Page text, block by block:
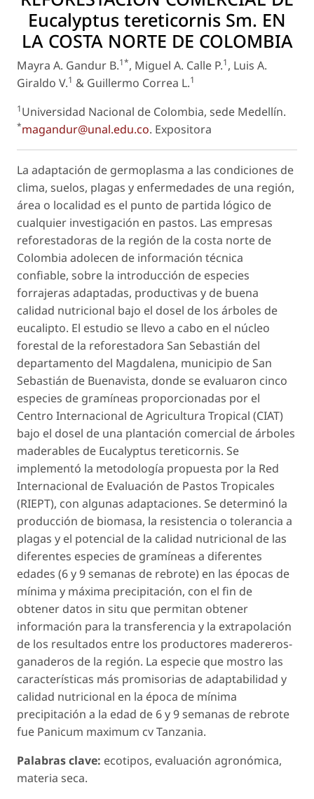
Eucalyptus tereticornis Sm. EN
LA COSTA NORTE DE COLOMBIA
Mayra A. Gandur B.1*, Miguel A. Calle P.1, Luis A.
Giraldo V.1 & Guillermo Correa L.1
1Universidad Nacional de Colombia, sede Medellín.
*magandur@unal.edu.co. Expositora
La adaptación de germoplasma a las condiciones de
clima, suelos, plagas y enfermedades de una región,
área o localidad es el punto de partida lógico de
cualquier investigación en pastos. Las empresas
reforestadoras de la región de la costa norte de
Colombia adolecen de información técnica
confiable, sobre la introducción de especies
forrajeras adaptadas, productivas y de buena
calidad nutricional bajo el dosel de los árboles de
eucalipto. El estudio se llevo a cabo en el núcleo
forestal de la reforestadora San Sebastián del
departamento del Magdalena, municipio de San
Sebastián de Buenavista, donde se evaluaron cinco
especies de gramíneas proporcionadas por el
Centro Internacional de Agricultura Tropical (CIAT)
bajo el dosel de una plantación comercial de árboles
maderables de Eucalyptus tereticornis. Se
implementó la metodología propuesta por la Red
Internacional de Evaluación de Pastos Tropicales
(RIEPT), con algunas adaptaciones. Se determinó la
producción de biomasa, la resistencia o tolerancia a
plagas y el potencial de la calidad nutricional de las
diferentes especies de gramíneas a diferentes
edades (6 y 9 semanas de rebrote) en las épocas de
mínima y máxima precipitación, con el fin de
obtener datos in situ que permitan obtener
información para la transferencia y la extrapolación
de los resultados entre los productores madereros-
ganaderos de la región. La especie que mostro las
características más promisorias de adaptabilidad y
calidad nutricional en la época de mínima
precipitación a la edad de 6 y 9 semanas de rebrote
fue Panicum maximum cv Tanzania.
Palabras clave: ecotipos, evaluación agronómica,
materia seca.